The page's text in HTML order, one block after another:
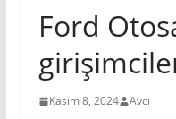
Ford
Kasım 8, 2024 Avcı